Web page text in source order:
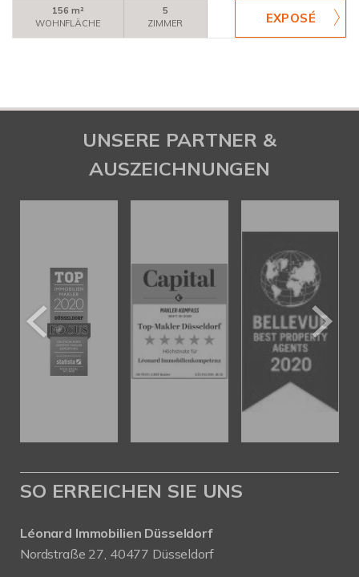
156 m²
WOHNFLÄCHE
5
ZIMMER
UNSERE PARTNER &
AUSZEICHNUNGEN
SO ERREICHEN SIE UNS
Léonard Immobilien Düsseldorf
Nordstraße 27, 40477 Düsseldorf